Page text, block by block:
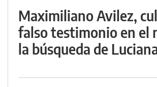
Maximiliano Avilez,
falso testimonio en el
la búsqueda de